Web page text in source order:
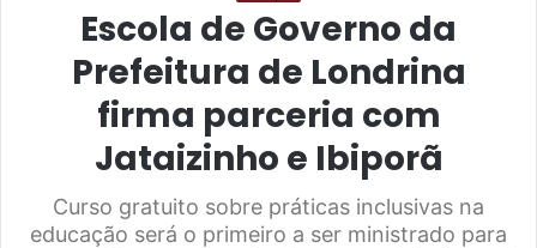
Escola de Governo da
Prefeitura de Londrina
firma parceria com
Jataizinho e Ibiporã
Curso gratuito sobre práticas inclusivas na
educação será o primeiro a ser ministrado para